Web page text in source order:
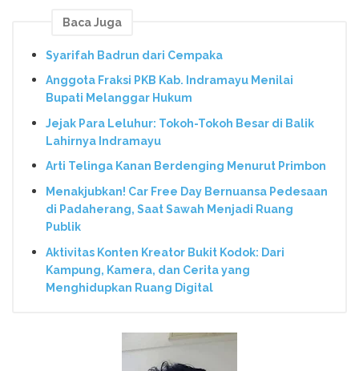
Baca Juga
Syarifah Badrun dari Cempaka
Anggota Fraksi PKB Kab. Indramayu Menilai
Bupati Melanggar Hukum
Jejak Para Leluhur: Tokoh-Tokoh Besar di Balik
Lahirnya Indramayu
Arti Telinga Kanan Berdenging Menurut Primbon
Menakjubkan! Car Free Day Bernuansa Pedesaan
di Padaherang, Saat Sawah Menjadi Ruang
Publik
Aktivitas Konten Kreator Bukit Kodok: Dari
Kampung, Kamera, dan Cerita yang
Menghidupkan Ruang Digital